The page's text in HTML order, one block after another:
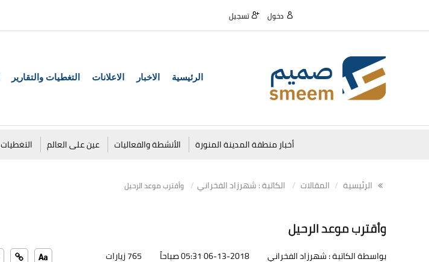
دخول تسجيل
الرئيسية الاخبار الاعلانات التغطيات والتقارير
أخبار منطقة المدينة المنورة الأنشطة والفعاليات عين على العالم التغطيات
الرئيسية المقالات الكاتبة : شهرزاد الفخراني ‏‫وأقترب موعد الرحيل
‏‫وأقترب موعد الرحيل
بواسطة الكاتبة : شهرزاد الفخراني 06-13-2018 05:31 صباحاً 765 زيارات